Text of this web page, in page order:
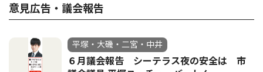
意見広告・議会報告
平塚・大磯・二宮・中井
６月議会報告 シーテラス夜の安全は 市